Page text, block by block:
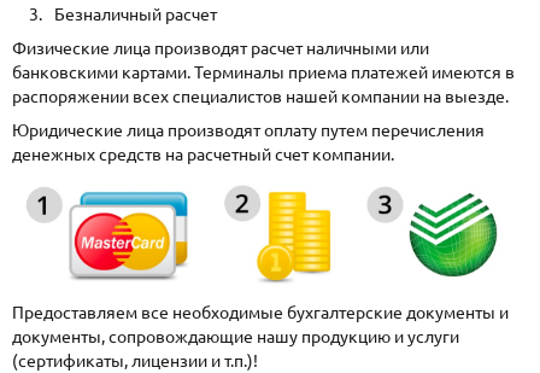
Безналичный расчет
Физические лица производят расчет наличными или
банковскими картами. Терминалы приема платежей имеются в
распоряжении всех специалистов нашей компании на выезде.
Юридические лица производят оплату путем перечисления
денежных средств на расчетный счет компании.
Предоставляем все необходимые бухгалтерские документы и
документы, сопровождающие нашу продукцию и услуги
(сертификаты, лицензии и т.п.)!